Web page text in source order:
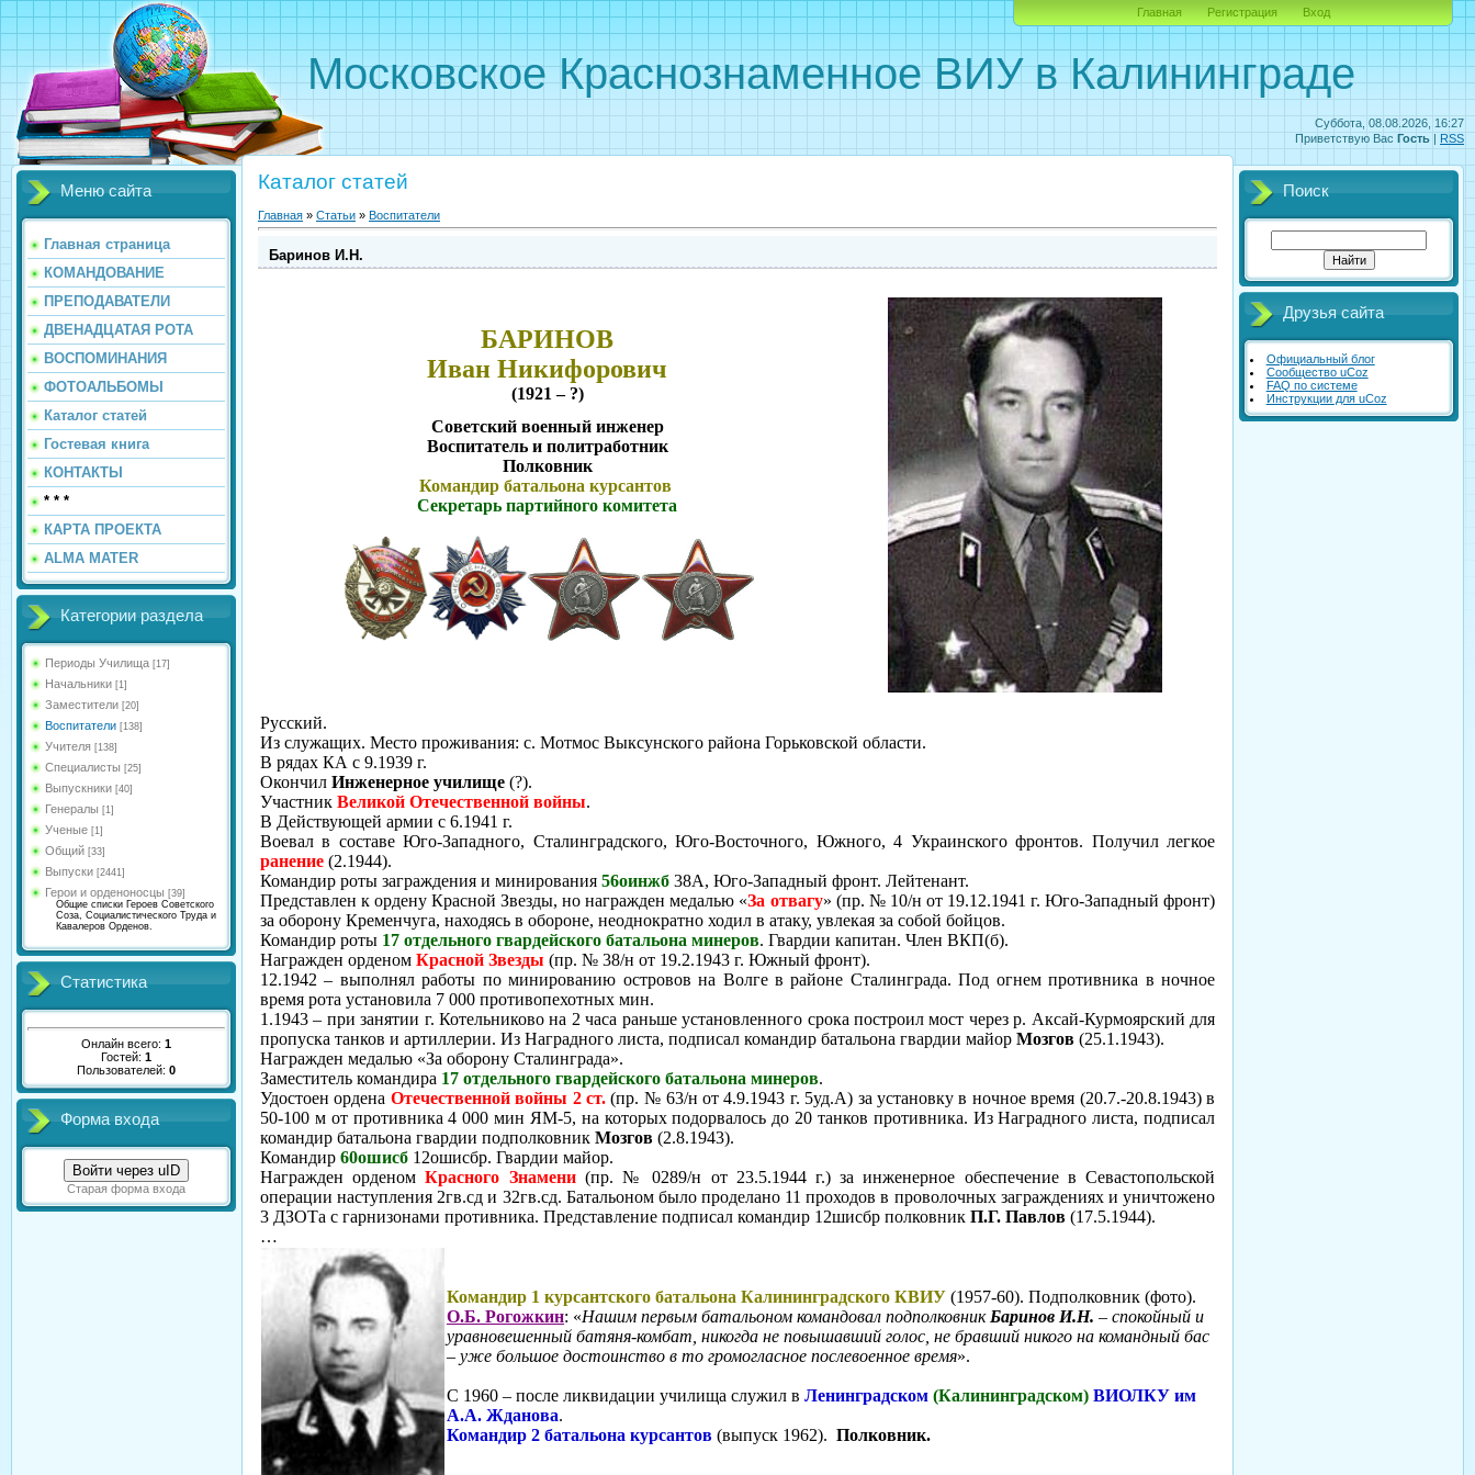
Суббота, 08.08.2026, 16:27
Приветствую Вас Гость | RSS
Московское Краснознаменное ВИУ в Калининграде
Главная Регистрация Вход
Меню сайта
Главная страница
КОМАНДОВАНИЕ
ПРЕПОДАВАТЕЛИ
ДВЕНАДЦАТАЯ РОТА
ВОСПОМИНАНИЯ
ФОТОАЛЬБОМЫ
Каталог статей
Гостевая книга
КОНТАКТЫ
* * *
КАРТА ПРОЕКТА
ALMA MATER
Категории раздела
Периоды Училища [17]
Начальники [1]
Заместители [20]
Воспитатели [138]
Учителя [138]
Специалисты [25]
Выпускники [40]
Генералы [1]
Ученые [1]
Общий [33]
Выпуски [2441]
Герои и орденоносцы [39]
Общие списки Героев Советского
Соза, Социалистического Труда и
Кавалеров Орденов.
Статистика
Онлайн всего: 1
Гостей: 1
Пользователей: 0
Форма входа
Войти через uID
Старая форма входа
Каталог статей
Главная » Статьи » Воспитатели
Баринов И.Н.
БАРИНОВ
Иван Никифорович
(1921 – ?)
Советский военный инженер
Воспитатель и политработник
Полковник
Командир батальона курсантов
Секретарь партийного комитета
Русский.
Из служащих. Место проживания: с. Мотмос Выксунского района Горьковской области.
В рядах КА с 9.1939 г.
Окончил Инженерное училище (?).
Участник Великой Отечественной войны.
В Действующей армии с 6.1941 г.
Воевал в составе Юго-Западного, Сталинградского, Юго-Восточного, Южного, 4 Украинского фронтов. Получил легкое
ранение (2.1944).
Командир роты заграждения и минирования 56оинжб 38А, Юго-Западный фронт. Лейтенант.
Представлен к ордену Красной Звезды, но награжден медалью «За отвагу» (пр. № 10/н от 19.12.1941 г. Юго-Западный фронт)
за оборону Кременчуга, находясь в обороне, неоднократно ходил в атаку, увлекая за собой бойцов.
Командир роты 17 отдельного гвардейского батальона минеров. Гвардии капитан. Член ВКП(б).
Награжден орденом Красной Звезды (пр. № 38/н от 19.2.1943 г. Южный фронт).
12.1942 – выполнял работы по минированию островов на Волге в районе Сталинграда. Под огнем противника в ночное
время рота установила 7 000 противопехотных мин.
1.1943 – при занятии г. Котельниково на 2 часа раньше установленного срока построил мост через р. Аксай-Курмоярский для
пропуска танков и артиллерии. Из Наградного листа, подписал командир батальона гвардии майор Мозгов (25.1.1943).
Награжден медалью «За оборону Сталинграда».
Заместитель командира 17 отдельного гвардейского батальона минеров.
Удостоен ордена Отечественной войны 2 ст. (пр. № 63/н от 4.9.1943 г. 5уд.А) за установку в ночное время (20.7.-20.8.1943) в
50-100 м от противника 4 000 мин ЯМ-5, на которых подорвалось до 20 танков противника. Из Наградного листа, подписал
командир батальона гвардии подполковник Мозгов (2.8.1943).
Командир 60ошисб 12ошисбр. Гвардии майор.
Награжден орденомКрасного Знамени (пр. № 0289/н от 23.5.1944 г.) за инженерное обеспечение в Севастопольской
операции наступления 2гв.сд и 32гв.сд. Батальоном было проделано 11 проходов в проволочных заграждениях и уничтожено
3 ДЗОТа с гарнизонами противника. Представление подписал командир 12шисбр полковник П.Г. Павлов (17.5.1944).
…
Командир 1 курсантского батальона Калининградского КВИУ (1957-60). Подполковник (фото).
О.Б. Рогожкин: «Нашим первым батальоном командовал подполковник Баринов И.Н. – спокойный и
уравновешенный батяня-комбат, никогда не повышавший голос, не бравший никого на командный бас
– уже большое достоинство в то громогласное послевоенное время».
С 1960 – после ликвидации училища служил в Ленинградском (Калининградском) ВИОЛКУ им
А.А. Жданова.
Командир 2 батальона курсантов (выпуск 1962). Полковник.
Поиск
Друзья сайта
Официальный блог
Сообщество uCoz
FAQ по системе
Инструкции для uCoz